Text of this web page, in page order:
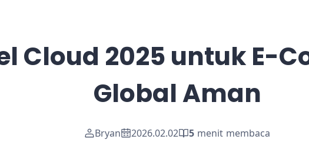
Cloud 2025 untuk E-
Global Aman
Bryan 2026.02.02 5 menit membaca